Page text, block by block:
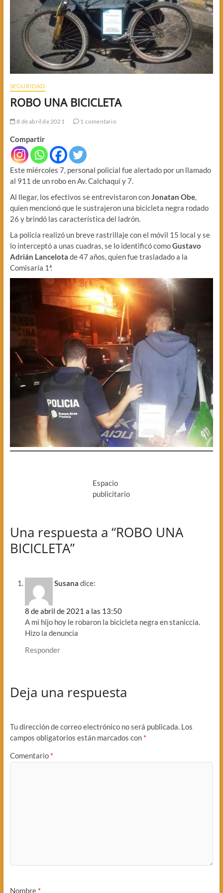
SEGURIDAD
ROBO UNA BICICLETA
8 de abril de 2021 1 comentario
Compartir
Este miércoles 7, personal policial fue alertado por un llamado
al 911 de un robo en Av. Calchaquí y 7.
Al llegar, los efectivos se entrevistaron conJonatan Obe,
quien mencionó que le sustrajeron una bicicleta negra rodado
26 y brindó las característica del ladrón.
La policía realizó un breve rastrillaje con el móvil 15 local y se
lo interceptó a unas cuadras, se lo identificó comoGustavo
Adrián Lancelota de 47 años, quien fue trasladado a la
Comisaría 1ª.
Espacio
publicitario
Una respuesta a “ROBO UNA
BICICLETA”
Susana dice:
8 de abril de 2021 a las 13:50
A mi hijo hoy le robaron la bicicleta negra en staniccia.
Hizo la denuncia
Responder
Deja una respuesta
Tu dirección de correo electrónico no será publicada. Los
campos obligatorios están marcados con *
Comentario *
Nombre *